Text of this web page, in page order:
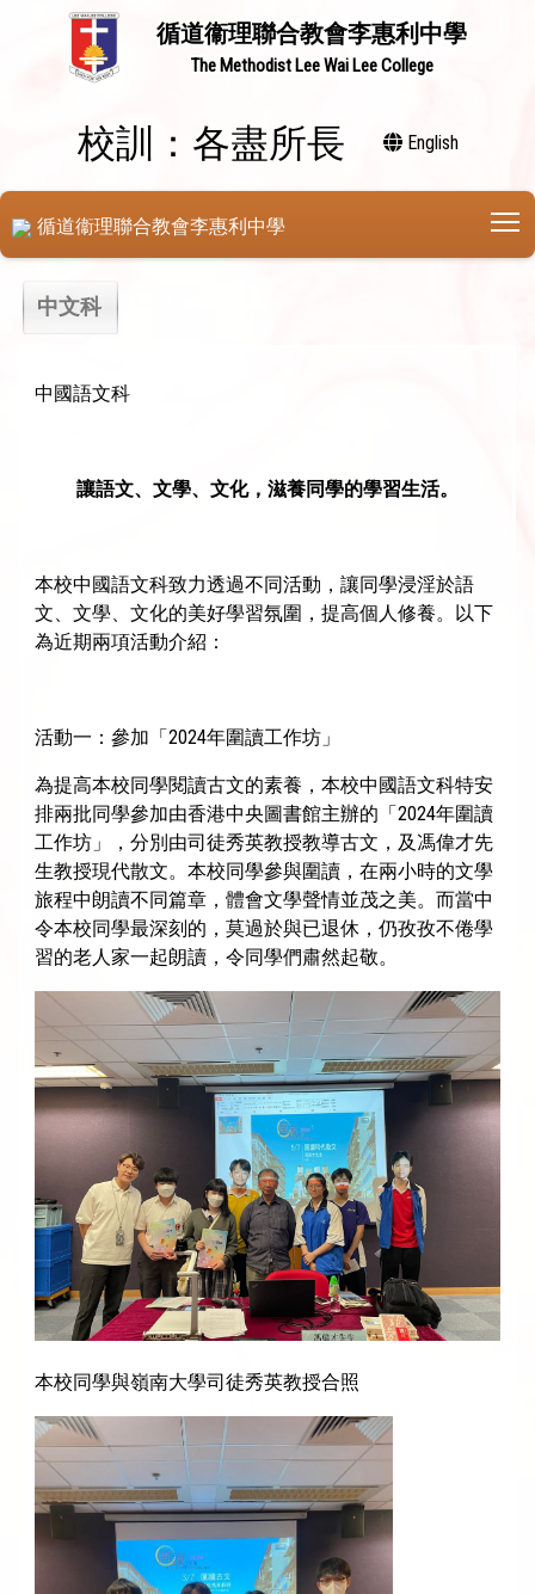
循道衞理聯合教會李惠利中學
The Methodist Lee Wai Lee College
校訓：各盡所長 English
循道衞理聯合教會李惠利中學
中文科
中國語文科
讓語文、 文學、 文化， 滋養同學的學習生活。
本校中國語文科致力透過不同活動，讓同學浸淫於語
文、文學、文化的美好學習氛圍，提高個人修養。以下
為近期兩項活動介紹：
活動一：參加「2024年圍讀工作坊」
為提高本校同學閱讀古文的素養，本校中國語文科特安
排兩批同學參加由香港中央圖書館主辦的「2024年圍讀
工作坊」，分別由司徒秀英教授教導古文，及馮偉才先
生教授現代散文。本校同學參與圍讀，在兩小時的文學
旅程中朗讀不同篇章，體會文學聲情並茂之美。而當中
令本校同學最深刻的，莫過於與已退休，仍孜孜不倦學
習的老人家一起朗讀，令同學們肅然起敬。
本校同學與嶺南大學司徒秀英教授合照